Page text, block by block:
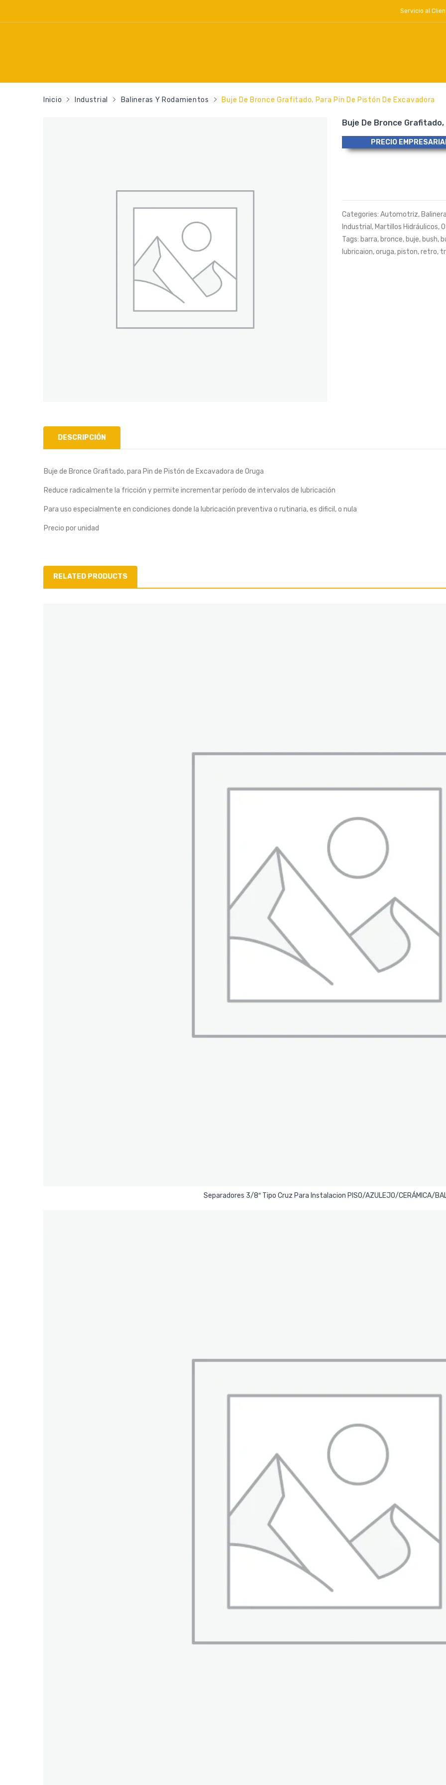
Servicio al
Inicio Industrial Balineras Y Rodamientos Buje De Bronce Grafitado, Para Pin De Pistón De Excavadora
Buje De Bronce
PRECIO
Categories: Automotriz,
Industrial , Martillos Hidráulicos,
Tags: barra, bronce, buje, bush,
lubricaion,oruga,piston,retro,
DESCRIPCIÓN
Buje de Bronce Grafitado, para Pin de Pistón de Excavadora de Oruga
Reduce radicalmente la fricción y permite incrementar período de intervalos de lubricación
Para uso especialmente en condiciones donde la lubricación preventiva o rutinaria, es dificil, o nula
Precio por unidad
RELATED PRODUCTS
Separadores 3/8″ Tipo Cruz Para Instalacion PISO/AZULEJO/CERÁMICA/
Leer Más